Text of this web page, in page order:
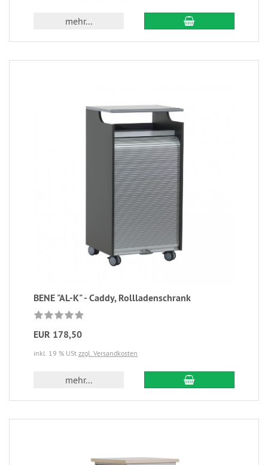
mehr...
BENE "AL-K" - Caddy, Rollladenschrank
EUR 178,50
inkl. 19 % USt zzgl. Versandkosten
mehr...